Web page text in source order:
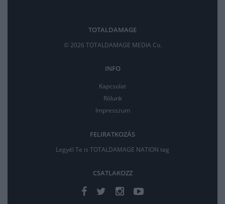
TOTALDAMAGE
© 2026 TOTALDAMAGE MEDIA Co.
INFO
Kapcsolat
Rólunk
Impresszum
FELIRATKOZÁS
Legyél Te is TOTALDAMAGE NATION tag
CSATLAKOZZ